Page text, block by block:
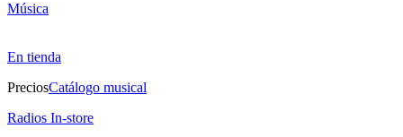
Música
En tienda
PreciosCatálogo musical
Radios In-store